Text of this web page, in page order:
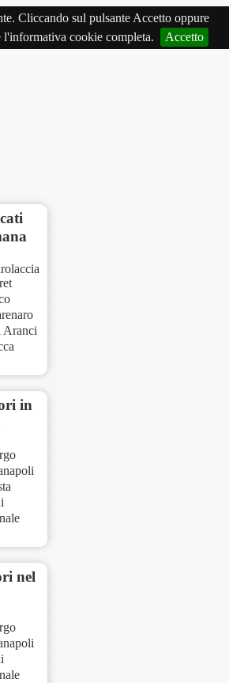
Cliccando sul pulsante Accetto oppure
cookie completa.
Accetto
Aranci
in
nel